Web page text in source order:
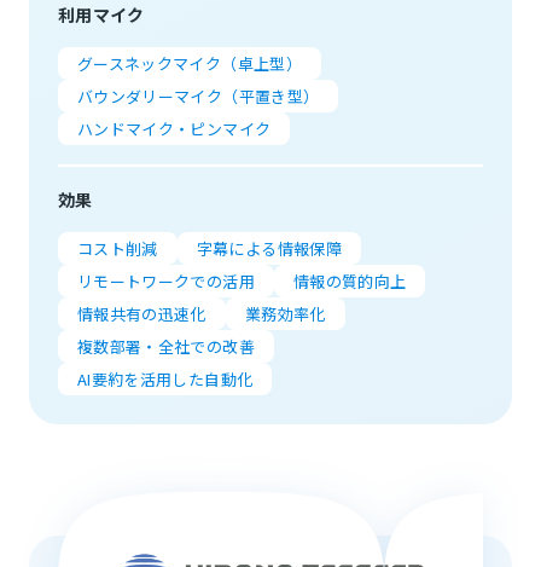
利用マイク
グースネックマイク（卓上型）
バウンダリーマイク（平置き型）
ハンドマイク・ピンマイク
効果
コスト削減
字幕による情報保障
リモートワークでの活用
情報の質的向上
情報共有の迅速化
業務効率化
複数部署・全社での改善
AI要約を活用した自動化